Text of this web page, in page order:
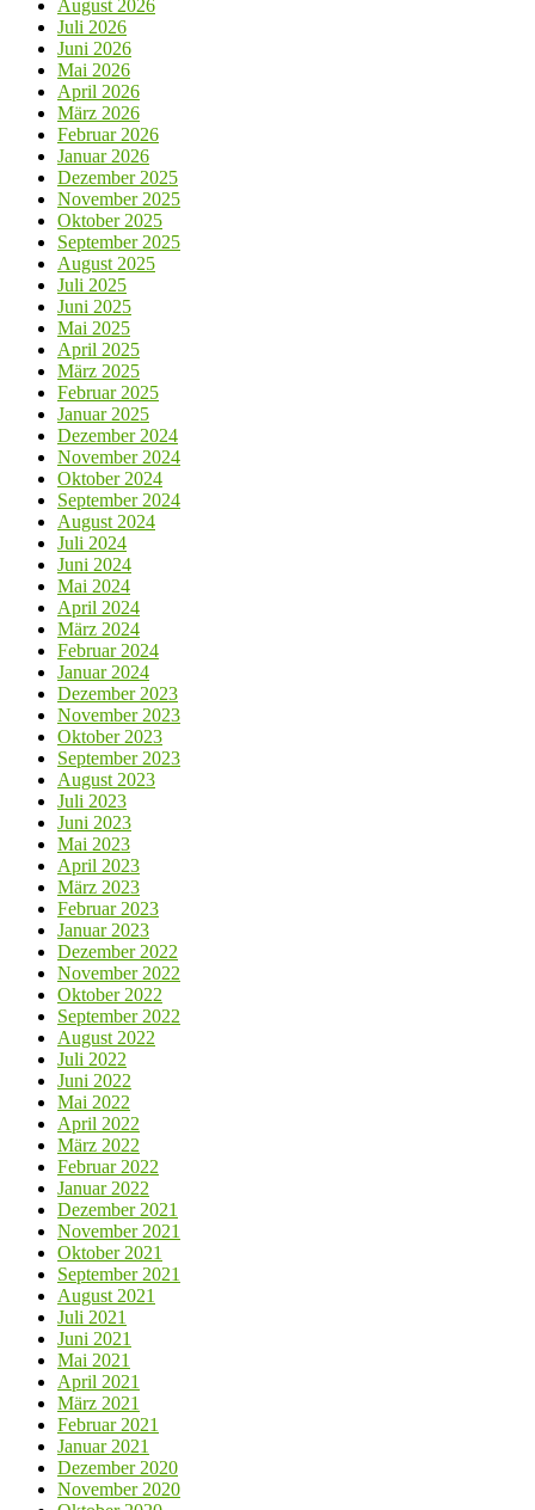
August 2026
Juli 2026
Juni 2026
Mai 2026
April 2026
März 2026
Februar 2026
Januar 2026
Dezember 2025
November 2025
Oktober 2025
September 2025
August 2025
Juli 2025
Juni 2025
Mai 2025
April 2025
März 2025
Februar 2025
Januar 2025
Dezember 2024
November 2024
Oktober 2024
September 2024
August 2024
Juli 2024
Juni 2024
Mai 2024
April 2024
März 2024
Februar 2024
Januar 2024
Dezember 2023
November 2023
Oktober 2023
September 2023
August 2023
Juli 2023
Juni 2023
Mai 2023
April 2023
März 2023
Februar 2023
Januar 2023
Dezember 2022
November 2022
Oktober 2022
September 2022
August 2022
Juli 2022
Juni 2022
Mai 2022
April 2022
März 2022
Februar 2022
Januar 2022
Dezember 2021
November 2021
Oktober 2021
September 2021
August 2021
Juli 2021
Juni 2021
Mai 2021
April 2021
März 2021
Februar 2021
Januar 2021
Dezember 2020
November 2020